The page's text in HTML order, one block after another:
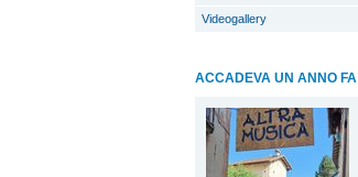
Videogallery
ACCADEVA UN ANNO FA